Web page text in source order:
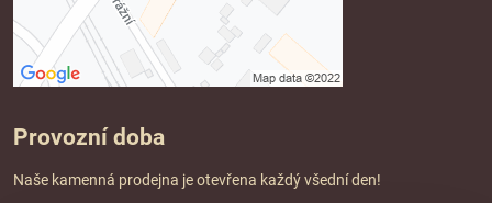
Provozní doba
Naše kamenná prodejna je otevřena každý všední den!